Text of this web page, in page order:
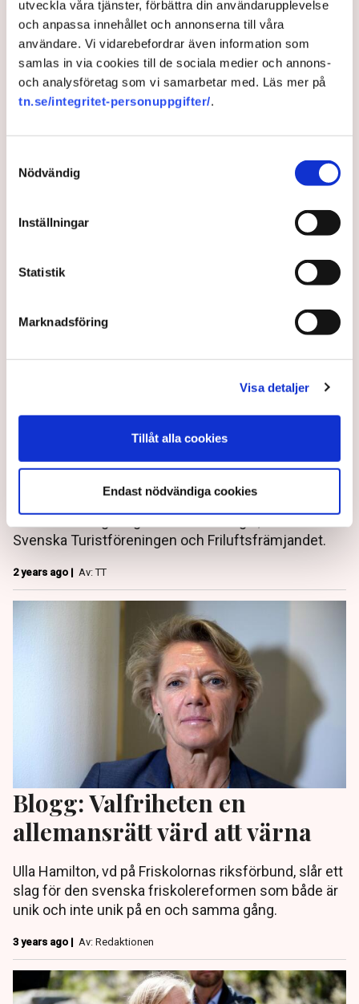
utveckla våra tjänster, förbättra din användarupplevelse
och anpassa innehållet och annonserna till våra
användare. Vi vidarebefordrar även information som
samlas in via cookies till de sociala medier och annons-
och analysföretag som vi samarbetar med. Läs mer på
tn.se/integritet-personuppgifter/.
Nödvändig
Inställningar
Statistik
Marknadsföring
Visa detaljer
Tillåt alla cookies
Endast nödvändiga cookies
Regeringen luckrar upp
strandskyddet
Det ska bli lättare att bygga nära vatten. Det vill
strandskyddet.
Larmet: Svenskar stängs ute
från naturen
Vandringsleder, grillplatser och naturvårdsprojekt
Svenska Turistföreningen och Friluftsfrämjandet.
2 years ago | Av: TT
Blogg: Valfriheten en
allemansrätt värd att värna
Ulla Hamilton, vd på Friskolornas riksförbund, slår ett
slag för den svenska friskolereformen som både är
unik och inte unik på en och samma gång.
3 years ago | Av: Redaktionen